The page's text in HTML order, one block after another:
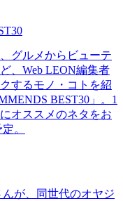
グルメからビューテ
、Web LEON編集者
するモノ・コトを紹
BEST30」。1
オススメのネタをお
。
が、同世代のオヤジ